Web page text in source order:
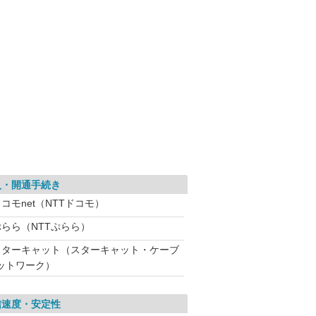
開通手続き
モnet（NTTドコモ）
ら（NTTぷらら）
ーキャット（スターキャット・ケーブ
トワーク）
度・安定性